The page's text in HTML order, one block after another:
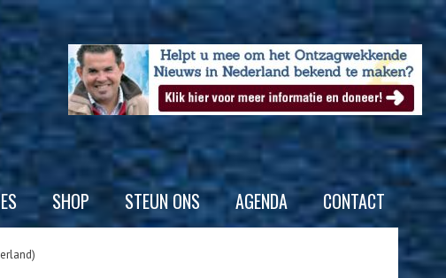
SHOP STEUN ONS AGENDA CONTACT